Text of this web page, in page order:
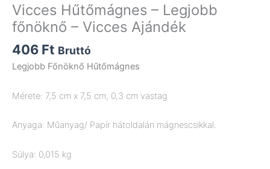
Vicces Hűtőmágnes – Legjobb
főnöknő – Vicces Ajándék
406 Ft Bruttó
Legjobb Főnöknő Hűtőmágnes
Mérete: 7,5 cm x 7,5 cm, 0,3 cm vastag
Anyaga: Műanyag/ Papír hátoldalán mágnescsikkal.
Súlya: 0,015 kg